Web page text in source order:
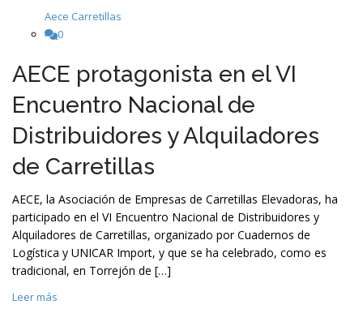
Aece Carretillas
0
AECE protagonista en el VI
Encuentro Nacional de
Distribuidores y Alquiladores
de Carretillas
AECE, la Asociación de Empresas de Carretillas Elevadoras, ha
participado en el VI Encuentro Nacional de Distribuidores y
Alquiladores de Carretillas, organizado por Cuadernos de
Logística y UNICAR Import, y que se ha celebrado, como es
tradicional, en Torrejón de […]
Leer más